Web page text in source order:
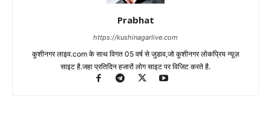
Prabhat
https://kushinagarlive.com
कुशीनगर लाइव.com के साथ विगत 05 वर्ष से जुडाव,जो कुशीनगर लोकप्रिय न्यूज़
साइट है.जहा प्रतिदिन हजारों लोग साइट पर विजिट करते है.